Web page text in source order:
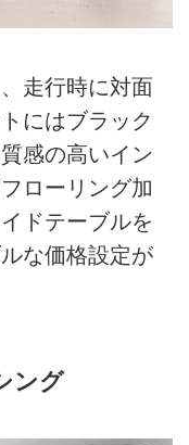
走行時に対面
にはブラック
感の高いイン
ローリング加
ドテーブルを
な価格設定が
ング